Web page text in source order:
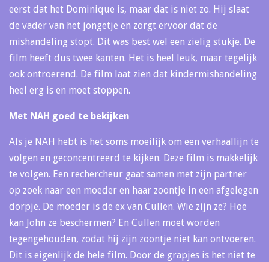
eerst dat het Dominique is, maar dat is niet zo. Hij slaat
de vader van het jongetje en zorgt ervoor dat de
mishandeling stopt. Dit was best wel een zielig stukje. De
film heeft dus twee kanten. Het is heel leuk, maar tegelijk
ook ontroerend. De film laat zien dat kindermishandeling
heel erg is en moet stoppen.
Met NAH goed te bekijken
Als je NAH hebt is het soms moeilijk om een verhaallijn te
volgen en geconcentreerd te kijken. Deze film is makkelijk
te volgen. Een rechercheur gaat samen met zijn partner
op zoek naar een moeder en haar zoontje in een afgelegen
dorpje. De moeder is de ex van Cullen. Wie zijn ze? Hoe
kan John ze beschermen? En Cullen moet worden
tegengehouden, zodat hij zijn zoontje niet kan ontvoeren.
Dit is eigenlijk de hele film. Door de grapjes is het niet te